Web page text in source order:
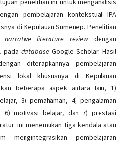
penelitian ini untuk menganalisis
pembelajaran kontekstual IPA
di Kepulauan Sumenep. Penelitian
narrative literature review dengan
padadatabase Google Scholar. Hasil
diterapkannya pembelajaran
lokal khususnya di Kepulauan
beberapa aspek antara lain, 1)
3) pemahaman, 4) pengalaman
6) motivasi belajar, dan 7) prestasi
ini menemukan tiga kendala atau
mengintegrasikan pembelajaran